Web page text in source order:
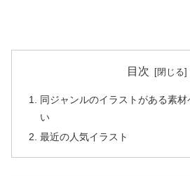
目次
同ジャンルのイラストがある素材
い
最近の人気イラスト